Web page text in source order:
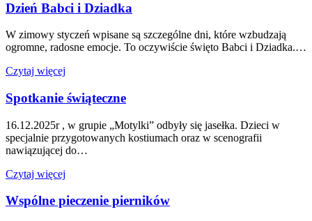
Dzień Babci i Dziadka
W zimowy styczeń wpisane są szczególne dni, które wzbudzają
ogromne, radosne emocje. To oczywiście święto Babci i Dziadka.…
Czytaj więcej
Spotkanie świąteczne
16.12.2025r , w grupie „Motylki” odbyły się jasełka. Dzieci w
specjalnie przygotowanych kostiumach oraz w scenografii
nawiązującej do…
Czytaj więcej
Wspólne pieczenie pierników